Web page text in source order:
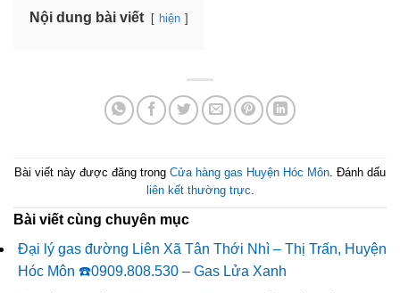
Nội dung bài viết hiện
Bài viết này được đăng trong Cửa hàng gas Huyện Hóc Môn. Đánh dấu
liên kết thường trực.
Bài viết cùng chuyên mục
Đại lý gas đường Liên Xã Tân Thới Nhì – Thị Trấn, Huyện
Hóc Môn ☎️0909.808.530 – Gas Lửa Xanh